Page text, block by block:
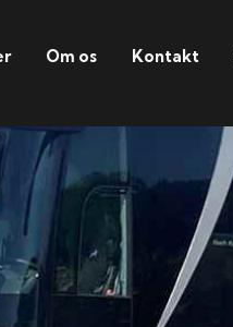
Om os Kontakt